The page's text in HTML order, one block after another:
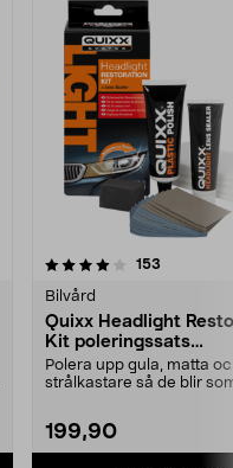
153
Bilvård
Quixx Headlight
Kit poleringssats
strålkastare
Polera upp gula, matta
strålkastare så de blir
199,90
4.5 av 5 stjärnor